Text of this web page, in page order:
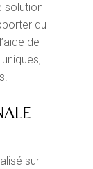
solution
du
de
sur-